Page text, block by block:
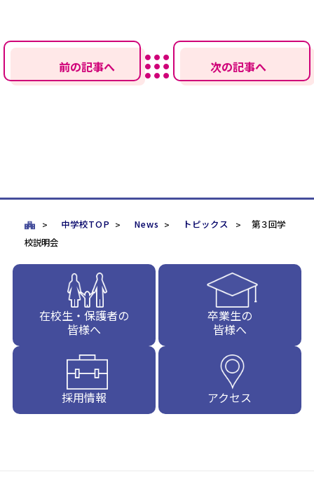
前の記事へ 次の記事へ
中学校TOP News トピックス
第３回学
校説明会
在校生・保護者の
皆様へ
卒業生の
皆様へ
採用情報 アクセス